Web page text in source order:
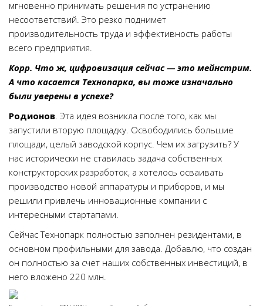
мгновенно принимать решения по устранению
несоответствий. Это резко поднимет
производительность труда и эффективность работы
всего предприятия.
Корр. Что ж, цифровизация сейчас — это мейнстрим.
А что касается Технопарка, вы тоже изначально
были уверены в успехе?
Родионов. Эта идея возникла после того, как мы
запустили вторую площадку. Освободились большие
площади, целый заводской корпус. Чем их загрузить? У
нас исторически не ставилась задача собственных
конструкторских разработок, а хотелось осваивать
производство новой аппаратуры и приборов, и мы
решили привлечь инновационные компании с
интересными стартапами.
Сейчас Технопарк полностью заполнен резидентами, в
основном профильными для завода. Добавлю, что создан
он полностью за счет наших собственных инвестиций, в
него вложено 220 млн.